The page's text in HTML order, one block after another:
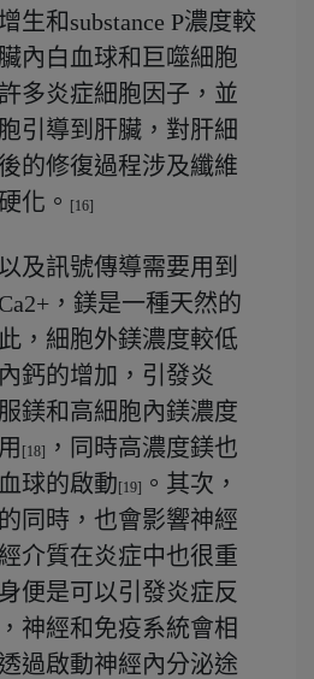
生和substance P濃度較
內白血球和巨噬細胞
多炎症細胞因子，並
引導到肝臟，對肝細
的修復過程涉及纖維
化。
[16]
及訊號傳導需要用到
，鎂是一種天然的
此，細胞外鎂濃度較低
鈣的增加，引發炎
鎂和高細胞內鎂濃度
[18]
，同時高濃度鎂也
球的啟動 [19]
。其次，
同時，也會影響神經
介質在炎症中也很重
便是可以引發炎症反
神經和免疫系統會相
過啟動神經內分泌途